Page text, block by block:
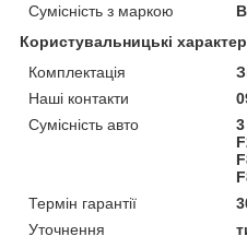
Сумісність з маркою
Користувальницькі
Комплектація
Наші контакти
Сумісність авто
Термін гарантії
Уточнення